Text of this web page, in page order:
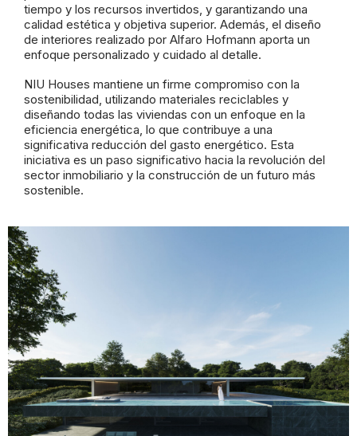
tiempo y los recursos invertidos, y garantizando una
calidad estética y objetiva superior. Además, el diseño
de interiores realizado por Alfaro Hofmann aporta un
enfoque personalizado y cuidado al detalle.
NIU Houses mantiene un firme compromiso con la
sostenibilidad, utilizando materiales reciclables y
diseñando todas las viviendas con un enfoque en la
eficiencia energética, lo que contribuye a una
significativa reducción del gasto energético. Esta
iniciativa es un paso significativo hacia la revolución del
sector inmobiliario y la construcción de un futuro más
sostenible.